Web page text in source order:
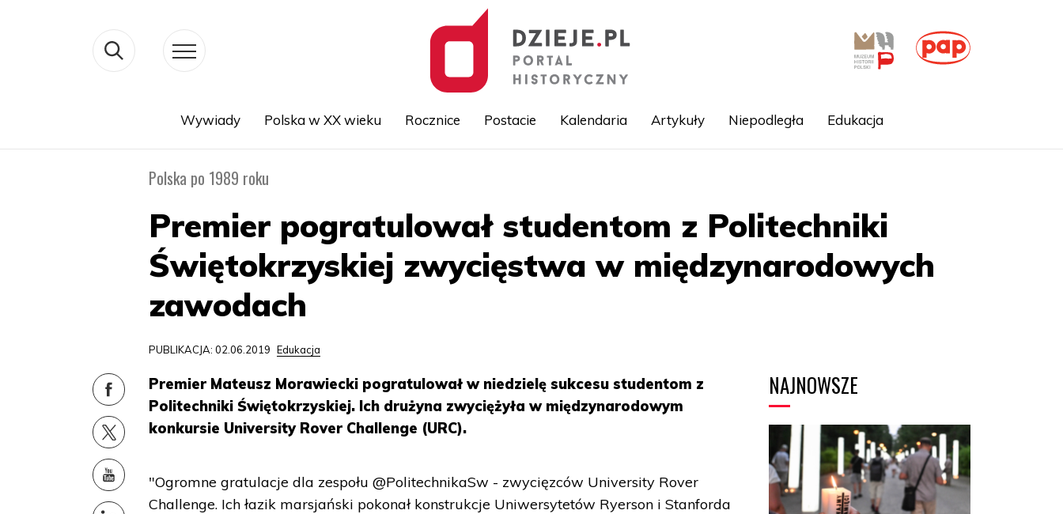
Wywiady Polska w XX wieku Rocznice Postacie Kalendaria Artykuły Niepodległa Edukacja
Polska po 1989 roku
Premier pogratulował studentom z Politechniki
Świętokrzyskiej zwycięstwa w międzynarodowych
zawodach
PUBLIKACJA: 02.06.2019 Edukacja
Premier Mateusz Morawiecki pogratulował w niedzielę sukcesu studentom z
Politechniki Świętokrzyskiej. Ich drużyna zwyciężyła w międzynarodowym
konkursie University Rover Challenge (URC).
"Ogromne gratulacje dla zespołu @PolitechnikaSw - zwycięzców University Rover
Challenge. Ich łazik marsjański pokonał konstrukcje Uniwersytetów Ryerson i Stanforda
NAJNOWSZE